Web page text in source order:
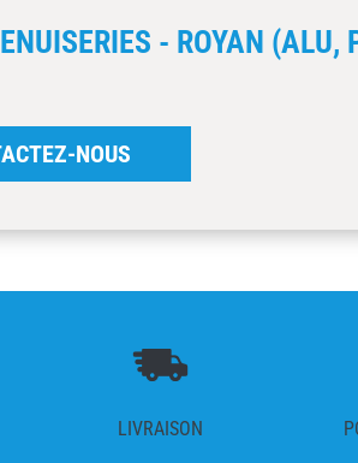
- ROYAN (ALU,
NOUS
LIVRAISON